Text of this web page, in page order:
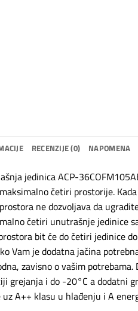
RECENZIJE (0) NAPOMENA
jedinica ACP-
četiri prostorije.
ne dozvoljava da
četiri unutrašnje jedinice
bit će do četiri jedinice
Vam je dodatna jačina
zavisno o vašim
grejanja i do -20°C a dodatni
A++ klasu u hlađenju i A